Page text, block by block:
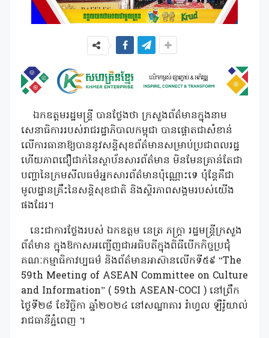
ឯកឧត្តមរដ្ឋមន្ត្រី បានថ្លែងថា ក្រសួងព័ត៌មានក្នុងនាម
សេនាធិការរបស់រាជរដ្ឋាភិបាលកម្ពុជា បានផ្តោតជាសំខាន់
លើការធានាឱ្យបាននូវសន្តិសុខព័ត៌មានសម្រាប់ប្រជាពលរដ្ឋ
ហើយភាពជឿជាក់នៃស្ថាប័នសារព័ត៌មាន មិនមែនគ្រាន់តែជា
បញ្ហានៃក្រមសីលធម៌អ្នកសារព័ត៌មានប៉ុណ្ណោះទេ ប៉ុន្តែគឺជា
មូលដ្ឋានគ្រឹះនៃសន្តិសុខជាតិ និងស្ថិរភាពសង្គមរបស់យើង
ផងដែរ។
នេះជាការថ្លែងរបស់ ឯកឧត្តម នេត្រ ភក្ត្រា រដ្ឋមន្ត្រីក្រសួង
ព័ត៌មាន ក្នុងឱកាសអញ្ជើញជាអធិបតីក្នុងពិធីបើកកិច្ចប្រជុំ
គណៈកម្មាធិកាវប្បធម៌ និងព័ត៌មានអាស៊ានលើកទី៥៩ “The
59th Meeting of ASEAN Committee on Culture
and Information” ( 59th ASEAN-COCI ) នៅព្រឹក
ថ្ងៃទី២៨ ខែវិច្ឆិកា ឆ្នាំ២០២៤ នៅសណ្ឋាគារ រ៉ាហ្វល ឡឺរ៉ូយាល់
រាជធានីភ្នំពេញ ។